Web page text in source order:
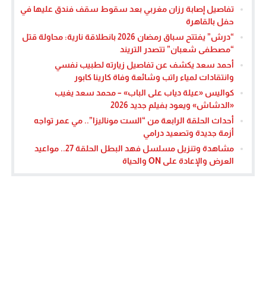
تفاصيل إصابة رزان مغربي بعد سقوط سقف فندق عليها في
حفل بالقاهرة
“درش” يفتتح سباق رمضان 2026 بانطلاقة نارية: محاولة قتل
“مصطفى شعبان” تتصدر التريند
أحمد سعد يكشف عن تفاصيل زيارته لطبيب نفسي
وانتقادات لمياء راتب وشائعة وفاة كارينا كابور
كواليس «عيلة دياب على الباب» – محمد سعد يغيب
«الدشاش» ويعود بفيلم جديد 2026
أحداث الحلقة الرابعة من “الست موناليزا”.. مي عمر تواجه
أزمة جديدة وتصعيد درامي
مشاهدة وتنزيل مسلسل فهد البطل الحلقة 27.. مواعيد
العرض والإعادة على ON والحياة